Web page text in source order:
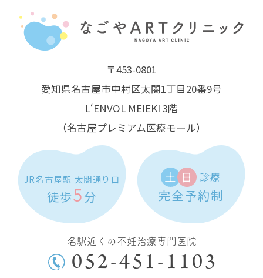
〒453-0801
愛知県名古屋市中村区太閤1丁目20番9号
L‘ENVOL MEIEKI 3階
（名古屋プレミアム医療モール）
JR名古屋駅 太閤通り口
徒歩5分
土 日 診療
完全予約制
名駅近くの不妊治療専門医院
052-451-1103